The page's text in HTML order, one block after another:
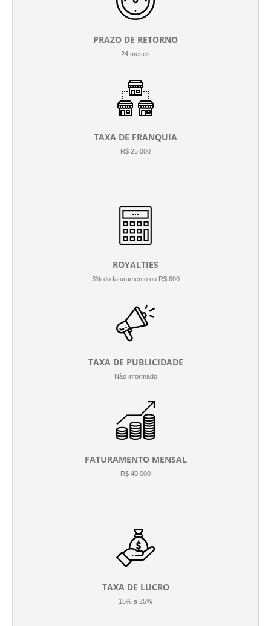
PRAZO DE RETORNO
24 meses
TAXA DE FRANQUIA
R$ 25.000
ROYALTIES
3% do faturamento ou R$ 600
TAXA DE PUBLICIDADE
Não informado
FATURAMENTO MENSAL
R$ 40.000
TAXA DE LUCRO
15% a 25%